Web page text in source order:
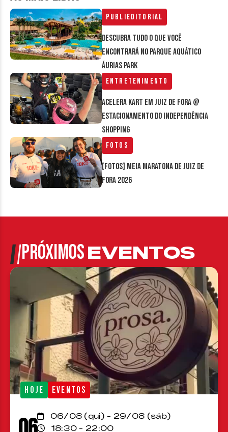
Publieditorial
Descubra tudo o que você
encontrará no parque aquático
Áurias Park
Entretenimento
Acelera Kart em Juiz de Fora @
estacionamento do Independência
Shopping
Fotos
[FOTOS] Meia Maratona de Juiz de
Fora 2026
PRÓXIMOSEVENTOS
HOJE EVENTOS
06/08 (qui) - 29/08 (sáb)
18:30 - 22:00